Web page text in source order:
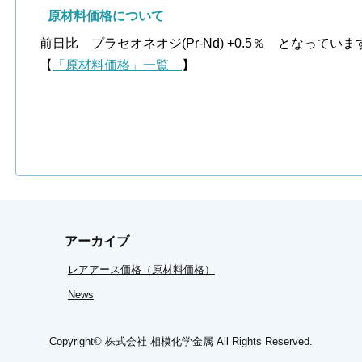
原材料価格について
前日比 プラセオネオジ(Pr-Nd) +0.5％ となっていま
【
「原材料価格」一覧 】
アーカイブ
レアアース価格（原材料価格）
News
Copyright© 株式会社 相模化学金属 All Rights Reserved.